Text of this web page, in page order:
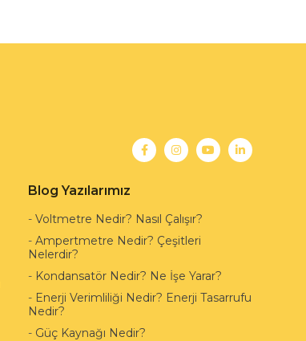
Blog Yazılarımız
- Voltmetre Nedir? Nasıl Çalışır?
- Ampertmetre Nedir? Çeşitleri
Nelerdir?
- Kondansatör Nedir? Ne İşe Yarar?
- Enerji Verimliliği Nedir? Enerji Tasarrufu
Nedir?
- Güç Kaynağı Nedir?